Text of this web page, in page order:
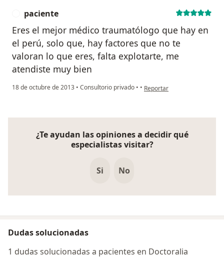
paciente
Eres el mejor médico traumatólogo que hay en
el perú, solo que, hay factores que no te
valoran lo que eres, falta explotarte, me
atendiste muy bien
18 de octubre de 2013 • Consultorio privado • • en opinión del usuario
Reportar
¿Te ayudan las opiniones a decidir qué
especialistas visitar?
Si No
Dudas solucionadas
1 dudas solucionadas a pacientes en Doctoralia